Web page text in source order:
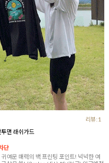
리뷰:1
맨 래쉬가드
단
여운 매력의 백 프린팅 포인트! 넉넉한 여